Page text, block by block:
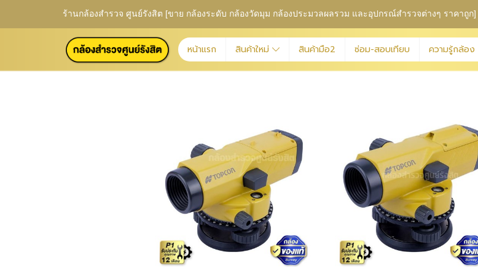
ร้านกล้องสำรวจ ศูนย์รังสิต [ขาย กล้องระดับ กล้องวัดมุม กล้องประมวลผลรวม และอุปกรณ์สำรวจต่างๆ ราคาถูก]
หน้าแรก สินค้าใหม่ สินค้ามือ2 ซ่อม-สอบเทียบ ความรู้กล้อง